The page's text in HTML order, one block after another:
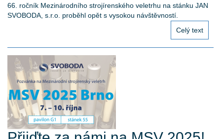
66. ročník Mezinárodního strojírenského veletrhu na stánku JAN
SVOBODA, s.r.o. proběhl opět s vysokou návštěvností.
Celý text